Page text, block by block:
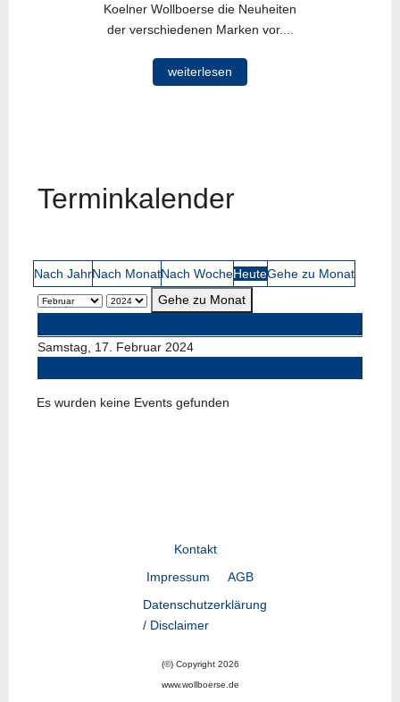
Koelner Wollboerse die Neuheiten
der verschiedenen Marken vor....
weiterlesen
Terminkalender
Nach JahrNach MonatNach WocheHeuteGehe zu Monat
Gehe zu Monat
Samstag, 17. Februar 2024
Es wurden keine Events gefunden
Kontakt
Impressum
AGB
Datenschutzerklärung
/ Disclaimer
(©) Copyright 2026
www.wollboerse.de